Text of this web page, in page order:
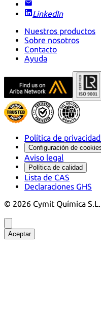
LinkedIn
Nuestros productos
Sobre nosotros
Contacto
Ayuda
Política de
Configuración de
Aviso legal
Política de calidad
Lista de CAS
Declaraciones GHS
© 2026 Cymit Química S.L.
Aceptar